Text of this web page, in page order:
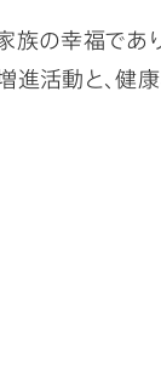
族の幸福で
活動と、健